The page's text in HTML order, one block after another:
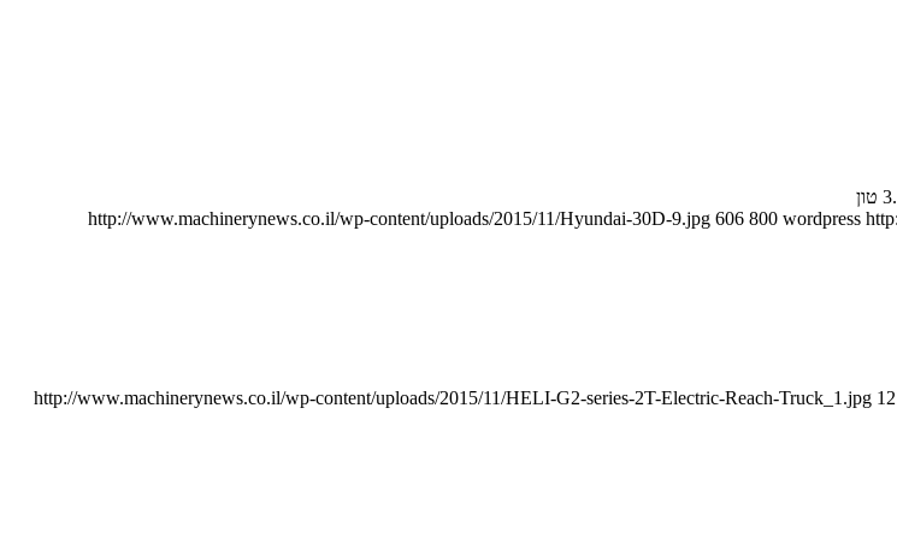
http://www.machinerynews.co.il/wp-content/uploads/2015/11/Hyundai-30D-9.jpg 606 800 wordpress
http://www.machinerynews.co.il/wp-content/uploads/2015/11/HELI-G2-series-2T-Electric-Reach-Truck_1.jpg